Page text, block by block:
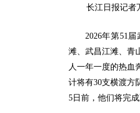
长江日报记者
2026年第51
滩、武昌江滩、青
人一年一度的热血
计将有30支横渡方
5日前，他们将完